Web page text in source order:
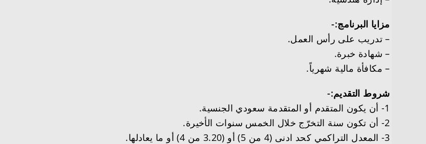
مزايا البرنامج:-
– تدريب على رأس العمل.
– شهادة خبرة.
– مكافأة مالية شهرياً.
شروط التقديم:-
1- أن يكون المتقدم أو المتقدمة سعودي الجنسية.
2- أن تكون سنة التخرّج خلال الخمس سنوات الأخيرة.
3- المعدل التراكمي كحد ادنى (4 من 5) أو (3.20 من 4) أو ما يعادلها.